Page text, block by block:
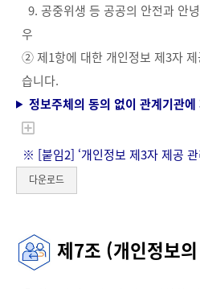
9. 공중위생 등 공공의 안전과 안
우
② 제1항에 대한 개인정보 제3자
습니다.
정보주체의 동의 없이 관계기관
※ [붙임2] ‘개인정보 제3자 제공 관
다운로드
제7조 (개인정보